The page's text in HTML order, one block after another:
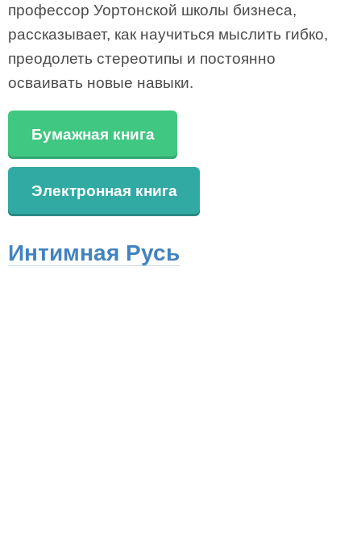
профессор Уортонской школы бизнеса,
рассказывает, как научиться мыслить гибко,
преодолеть стереотипы и постоянно
осваивать новые навыки.
Бумажная книга
Электронная книга
Интимная Русь